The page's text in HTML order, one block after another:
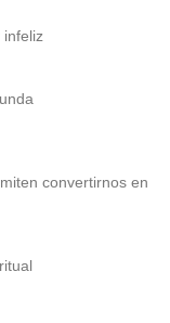
convertirnos en